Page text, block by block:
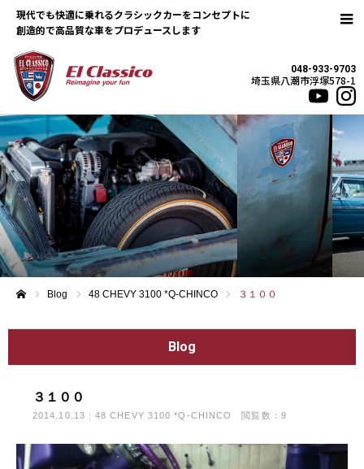
現代でも快適に乗れるクラシックカーをコンセプトに
048-933-9703
埼玉県八潮市浮塚578-1
Blog 48 CHEVY 3100 *Q-CHINCO ３１００
Blog
３１００
2014.10.13 48 CHEVY 3100 *Q-CHINCO 閲覧数：9